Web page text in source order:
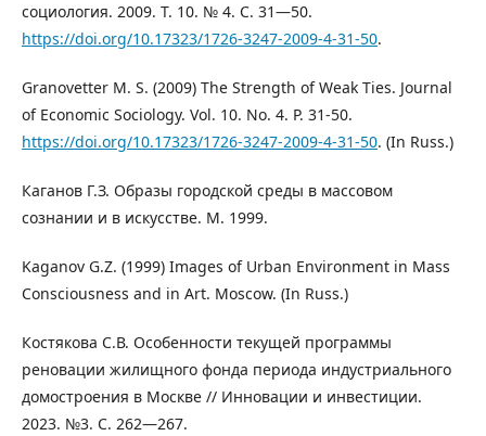
социология. 2009. Т. 10. № 4. С. 31—50.
https://doi.org/10.17323/1726-3247-2009-4-31-50.
Granovetter M. S. (2009) The Strength of Weak Ties. Journal
of Economic Sociology. Vol. 10. No. 4. P. 31-50.
https://doi.org/10.17323/1726-3247-2009-4-31-50. (In Russ.)
Каганов Г.З. Образы городской среды в массовом
сознании и в искусстве. М. 1999.
Kaganov G.Z. (1999) Images of Urban Environment in Mass
Consciousness and in Art. Moscow. (In Russ.)
Костякова С.В. Особенности текущей программы
реновации жилищного фонда периода индустриального
домостроения в Москве // Инновации и инвестиции.
2023. №3. С. 262—267.